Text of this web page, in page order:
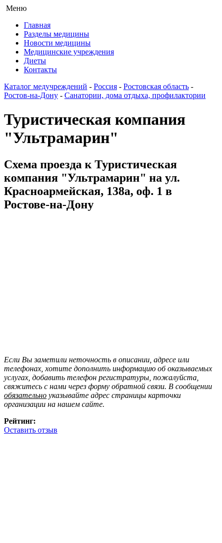
Меню
Главная
Разделы медицины
Новости медицины
Медицинские учреждения
Диеты
Контакты
Каталог медучреждений - Россия - Ростовская область -
Ростов-на-Дону - Санатории, дома отдыха, профилактории
Туристическая компания
"Ультрамарин"
Схема проезда к Туристическая
компания "Ультрамарин" на ул.
Красноармейская, 138а, оф. 1 в
Ростове-на-Дону
Если Вы заметили неточность в описании, адресе или
телефонах, хотите дополнить информацию об оказываемых
услугах, добавить телефон регистратуры, пожалуйста,
свяжитесь с нами через форму обратной связи. В сообщении
обязательно указывайте адрес страницы карточки
организации на нашем сайте.
Рейтинг:
Оставить отзыв